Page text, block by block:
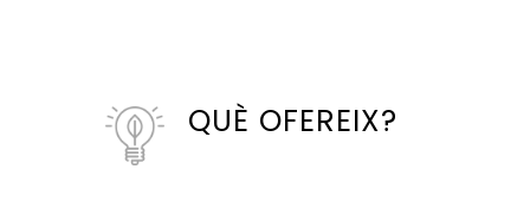
QUÈ OFEREIX?